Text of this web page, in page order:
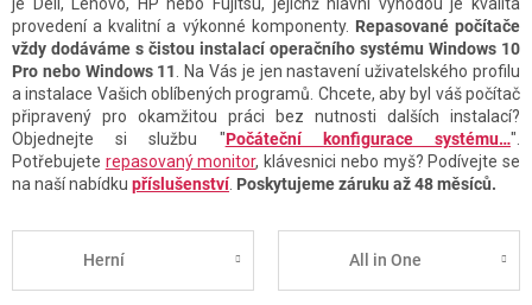
provedení a kvalitní a výkonné komponenty. Repasované počítače
vždy dodáváme s čistou instalací operačního systému Windows 10
Pro nebo Windows 11
. Na Vás je jen nastavení uživatelského profilu
a instalace Vašich oblíbených programů. Chcete, aby byl váš počítač
připravený pro okamžitou práci bez nutnosti dalších instalací?
Objednejte si službu "Počáteční konfigurace systému…".
Potřebujete repasovaný monitor, klávesnici nebo myš? Podívejte se
na naší nabídku příslušenství. Poskytujeme záruku až 48 měsíců.
Herní All in One